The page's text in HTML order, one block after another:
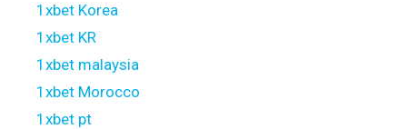
1xbet Korea
1xbet KR
1xbet malaysia
1xbet Morocco
1xbet pt